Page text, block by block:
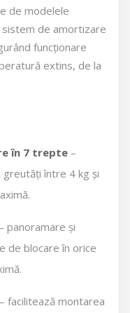
de modelele
de amortizare
funcționare
extins, de la
în 7 trepte –
greutăți între 4 kg și
– panoramare și
de blocare în orice
– facilitează montarea